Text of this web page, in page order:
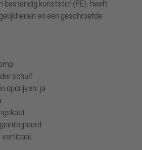
bestendig kunststof (PE), heeft
en een geschroefde
schuif
opdrijven: ja
verticaal